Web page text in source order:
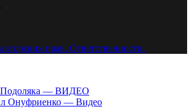
прав. Ответственности.
— ВИДЕО
Онуфриенко — Видео